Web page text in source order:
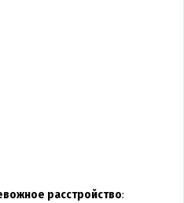
расстройство: